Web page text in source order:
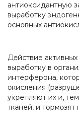
антиоксидантную
выработку
основных
Действие
выработку в
интерферона,
окисления
укрепляют их и,
тканей, и